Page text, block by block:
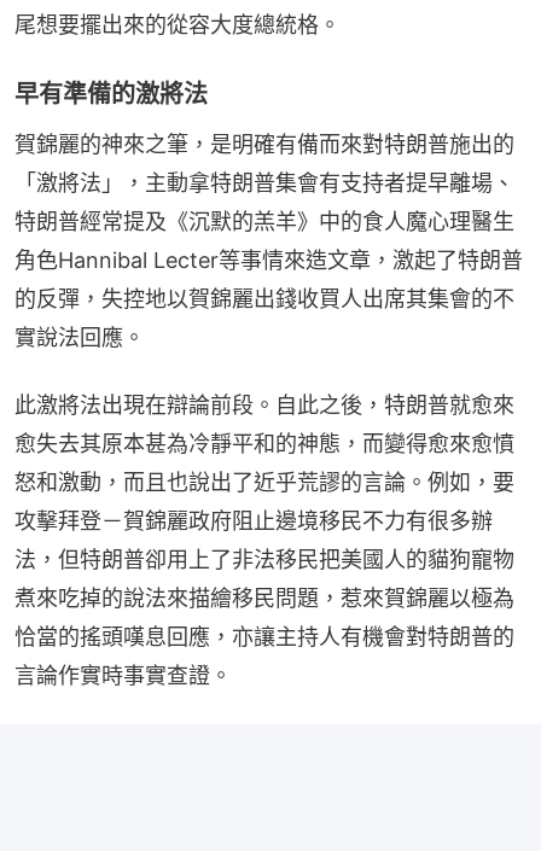
尾想要擺出來的從容大度總統格。
早有準備的激將法
賀錦麗的神來之筆，是明確有備而來對特朗普施出的
「激將法」，主動拿特朗普集會有支持者提早離場、
特朗普經常提及《沉默的羔羊》中的食人魔心理醫生
角色Hannibal Lecter等事情來造文章，激起了特朗普
的反彈，失控地以賀錦麗出錢收買人出席其集會的不
實說法回應。
此激將法出現在辯論前段。自此之後，特朗普就愈來
愈失去其原本甚為冷靜平和的神態，而變得愈來愈憤
怒和激動，而且也說出了近乎荒謬的言論。例如，要
攻擊拜登－賀錦麗政府阻止邊境移民不力有很多辦
法，但特朗普卻用上了非法移民把美國人的貓狗寵物
煮來吃掉的說法來描繪移民問題，惹來賀錦麗以極為
恰當的搖頭嘆息回應，亦讓主持人有機會對特朗普的
言論作實時事實查證。